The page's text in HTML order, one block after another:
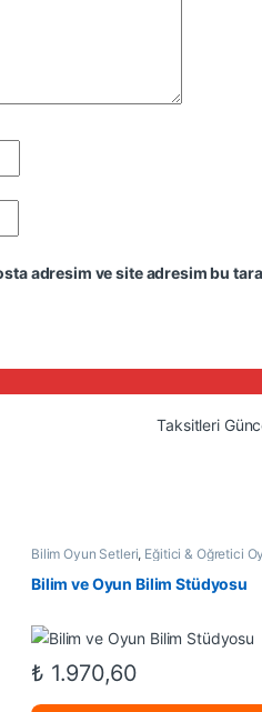
adresim ve site adresim bu
Taksitleri
Bilim Oyun Setleri, Eğitici & Öğretici
Bilim ve Oyun Bilim Stüdyosu
₺ 1.970,60